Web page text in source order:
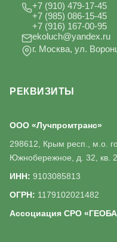
+7 (910) 479-17-45
+7 (985) 086-15-45
+7 (916) 167-00-95
ekoluch@yandex.ru
г. Москва, ул.
РЕКВИЗИТЫ
ООО «Лучпромтранс»
298612, Крым респ., м.о.
Южнобережное, д. 32, кв. 2
ИНН: 9103085813
ОГРН: 1179102021482
Ассоциация СРО